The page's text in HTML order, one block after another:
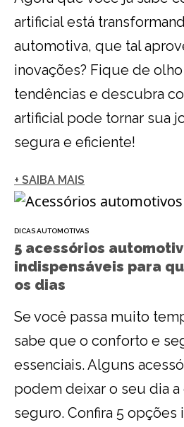
artificial está
automotiva, que tal
inovações? Fique de
tendências e descubra
artificial pode tornar sua
segura e eficiente!
+ SAIBA MAIS
DICAS AUTOMOTIVAS
5 acessórios
indispensáveis para
os dias
Se você passa muito
sabe que o conforto e
essenciais. Alguns
podem deixar o seu dia
seguro. Confira 5 opções